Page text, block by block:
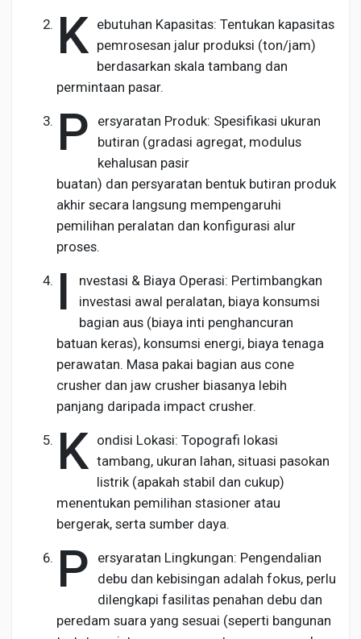
K ebutuhan Kapasitas: Tentukan kapasitas
pemrosesan jalur produksi (ton/jam)
berdasarkan skala tambang dan
permintaan pasar.
P
ersyaratan Produk: Spesifikasi ukuran
butiran (gradasi agregat, modulus
kehalusan pasir
buatan) dan persyaratan bentuk butiran produk
akhir secara langsung mempengaruhi
pemilihan peralatan dan konfigurasi alur
proses.
I
nvestasi & Biaya Operasi: Pertimbangkan
investasi awal peralatan, biaya konsumsi
bagian aus (biaya inti penghancuran
batuan keras), konsumsi energi, biaya tenaga
perawatan. Masa pakai bagian aus cone
crusher dan jaw crusher biasanya lebih
panjang daripada impact crusher.
K ondisi Lokasi: Topografi lokasi
tambang, ukuran lahan, situasi pasokan
listrik (apakah stabil dan cukup)
menentukan pemilihan stasioner atau
bergerak, serta sumber daya.
P
ersyaratan Lingkungan: Pengendalian
debu dan kebisingan adalah fokus, perlu
dilengkapi fasilitas penahan debu dan
peredam suara yang sesuai (seperti bangunan